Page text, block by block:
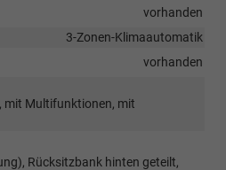
vorhanden
3-Zonen-Klimaautomatik
vorhanden
mit Multifunktionen, mit
Rücksitzbank hinten geteilt,